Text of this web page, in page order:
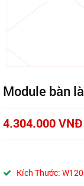
Module bàn
4.304.000 VNĐ
Kích Thước: